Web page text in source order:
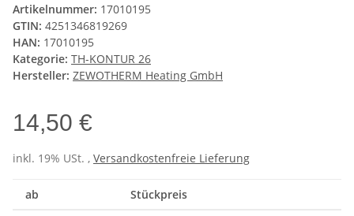
Artikelnummer: 17010195
GTIN: 4251346819269
HAN: 17010195
Kategorie: TH-KONTUR 26
Hersteller: ZEWOTHERM Heating GmbH
14,50 €
inkl. 19% USt. , Versandkostenfreie Lieferung
ab Stückpreis